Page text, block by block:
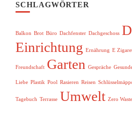
SCHLAGWÖRTER
Balkon Brot Büro Dachfenster Dachgeschoss
Einrichtung Ernährung E
Freundschaft Garten Gespräche
Liebe Plastik Pool Rasieren Reisen
Tagebuch Terrasse Umwelt Zero Waste